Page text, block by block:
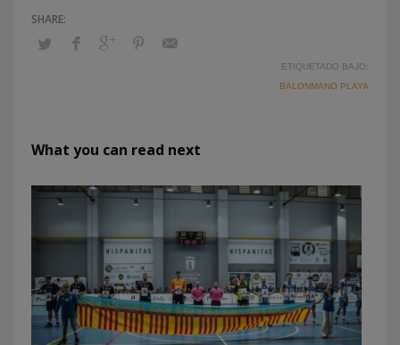
ETIQUETADO BAJO:
BALONMANO PLAYA
What you can read next